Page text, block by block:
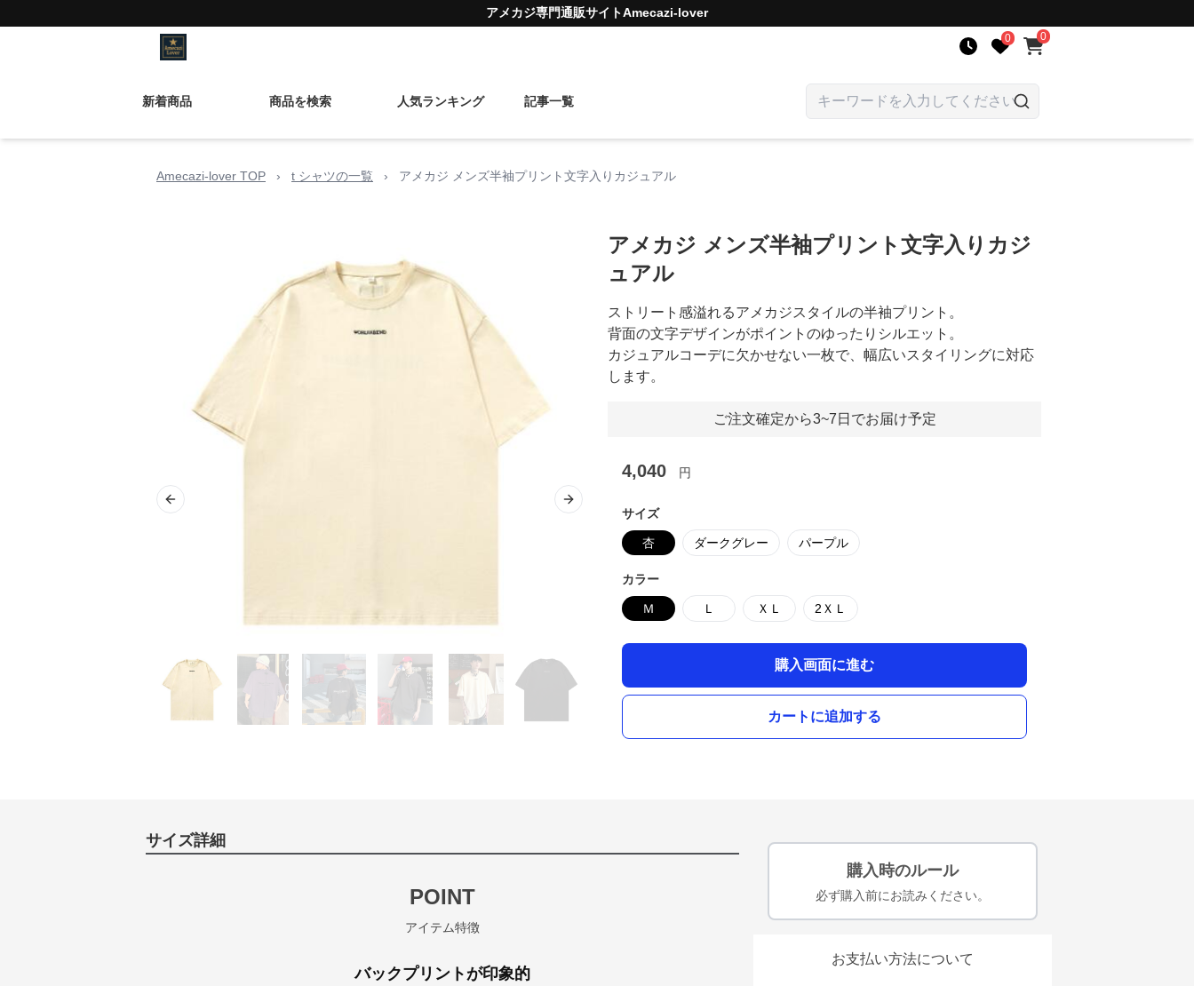
アメカジ専門通販サイトAmecazi-lover
0 0
新着商品 商品を検索 人気ランキング 記事一覧
Amecazi-lover TOP › t シャツの一覧 › アメカジ メンズ半袖プリント文字入りカジュアル
Previous slide Next slide
アメカジ メンズ半袖プリント文字入りカジ
ュアル
ストリート感溢れるアメカジスタイルの半袖プリント。
背面の文字デザインがポイントのゆったりシルエット。
カジュアルコーデに欠かせない一枚で、幅広いスタイリングに対応
します。
ご注文確定から3~7日でお届け予定
4,040 円
サイズ
杏 ダークグレー パープル
カラー
Ｍ Ｌ ＸＬ 2ＸＬ
購入画面に進む
カートに追加する
サイズ詳細
POINT
アイテム特徴
バックプリントが印象的
購入時のルール
必ず購入前にお読みください。
お支払い方法について